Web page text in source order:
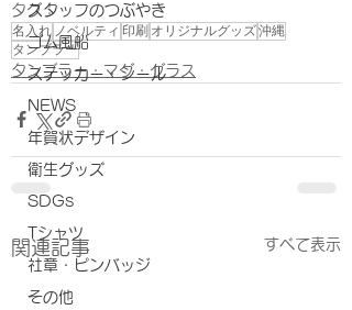
スタッフのつぶやき
ゴム風船
ステッカー・シール
NEWS
年賀状デザイン
衛生グッズ
SDGs
Tシャツ
社章・ピンバッジ
その他
タグ：
名入れ ノベルティ 印刷 オリジナルグッズ沖縄
タンブラー
タンブラー・マグ・グラス
関連記事 すべて表示